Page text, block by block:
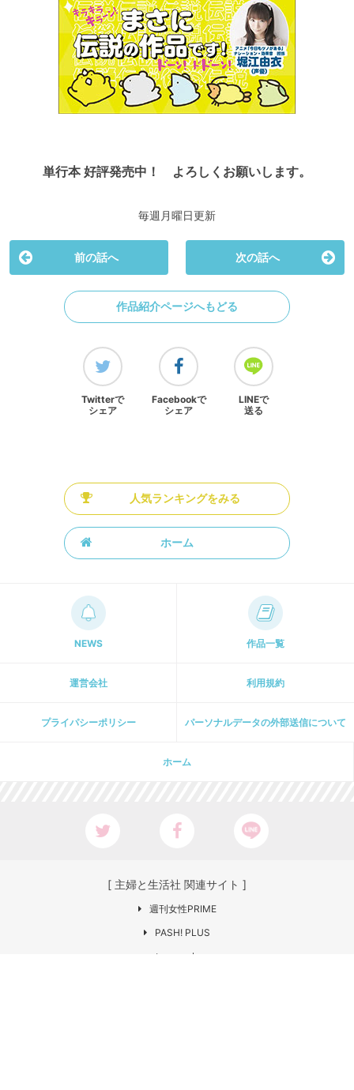
単行本 好評発売中！ よろしくお願いします。
毎週月曜日更新
前の話へ 次の話へ
作品紹介ページへもどる
Twitterで
シェア
Facebookで
シェア
LINEで
送る
人気ランキングをみる
ホーム
NEWS 作品一覧
運営会社 利用規約
プライパシーポリシー パーソナルデータの外部送信について
ホーム
[ 主婦と生活社 関連サイト ]
週刊女性PRIME
PASH! PLUS
ar web